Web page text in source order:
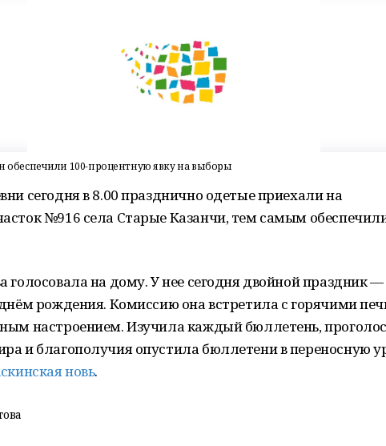
обеспечили 100-процентную явку на выборы
сегодня в 8.00 празднично одетые приехали на
№916 села Старые Казанчи, тем самым
голосовала на дому. У нее сегодня двойной праздник
рождения. Комиссию она встретила с горячими
настроением. Изучила каждый бюллетень,
и благополучия опустила бюллетени в переносную
новь.